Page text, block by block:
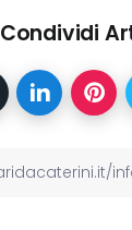
Condividi